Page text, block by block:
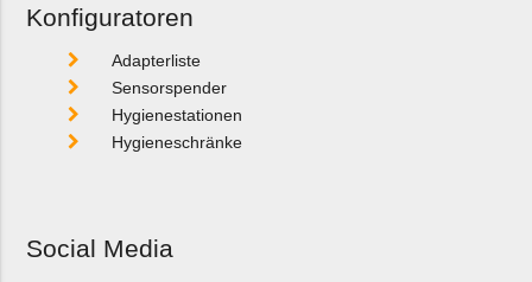
Konfiguratoren
Adapterliste
Sensorspender
Hygienestationen
Hygieneschränke
Social Media